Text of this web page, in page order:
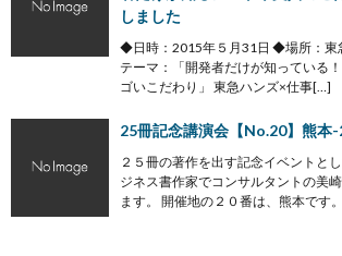
しました
◆日時：2015年５月31日 ◆場所：東
テーマ：「開発者だけが知っている
ゴいこだわり」 東急ハンズ×仕事[…]
25冊記念講演会【No.20】熊本
２５冊の著作を出す記念イベントと
ジネス書作家でコンサルタントの美
ます。 開催地の２０番は、熊本です